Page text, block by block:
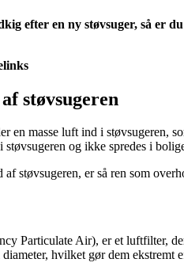
efter en ny støvsuger, så er
støvsugeren
en masse luft ind i støvsugeren,
og ikke spredes i
støvsugeren, er så ren som
Particulate Air), er et luftfilter,
hvilket gør dem ekstremt